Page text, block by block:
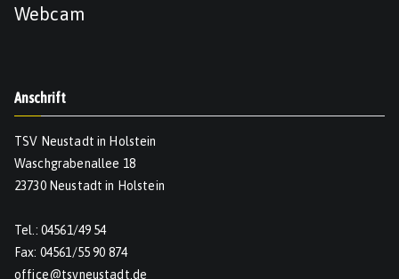
Webcam
Anschrift
TSV Neustadt in Holstein
Waschgrabenallee 18
23730 Neustadt in Holstein
Tel.: 04561/49 54
Fax: 04561/55 90 874
office@tsvneustadt.de